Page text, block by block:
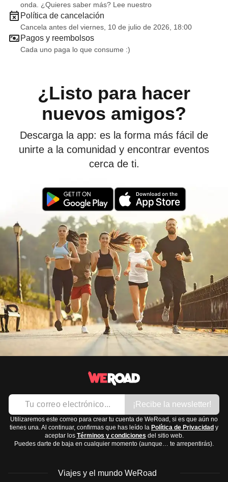
onda. ¿Quieres saber más? Lee nuestro
Política de cancelación
Cancela antes del viernes, 10 de julio de 2026, 18:00
Pagos y reembolsos
Cada uno paga lo que consume :)
¿Listo para hacer
nuevos amigos?
Descarga la app: es la forma más fácil de
unirte a la comunidad y encontrar eventos
cerca de ti.
¡Recibe la newsletter!
Utilizaremos este correo para crear tu cuenta de WeRoad, si es que aún no
tienes una. Al continuar, confirmas que has leído la Política de Privacidad y
aceptar los Términos y condiciones del sitio web.
Puedes darte de baja en cualquier momento (aunque… te arrepentirás).
Viajes y el mundo WeRoad